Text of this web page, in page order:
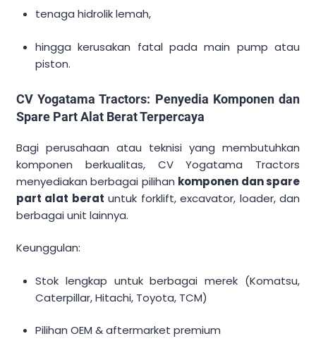
tenaga hidrolik lemah,
hingga kerusakan fatal pada main pump atau
piston.
CV Yogatama Tractors: Penyedia Komponen dan
Spare Part Alat Berat Terpercaya
Bagi perusahaan atau teknisi yang membutuhkan
komponen berkualitas, CV Yogatama Tractors
menyediakan berbagai pilihan komponen dan spare
part alat berat untuk forklift, excavator, loader, dan
berbagai unit lainnya.
Keunggulan:
Stok lengkap untuk berbagai merek (Komatsu,
Caterpillar, Hitachi, Toyota, TCM)
Pilihan OEM & aftermarket premium